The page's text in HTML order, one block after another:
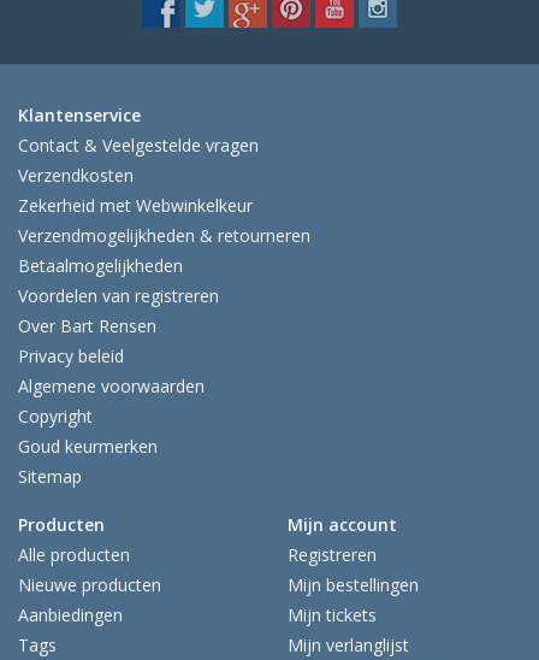
Klantenservice
Contact & Veelgestelde vragen
Verzendkosten
Zekerheid met Webwinkelkeur
Verzendmogelijkheden & retourneren
Betaalmogelijkheden
Voordelen van registreren
Over Bart Rensen
Privacy beleid
Algemene voorwaarden
Copyright
Goud keurmerken
Sitemap
Producten
Alle producten
Nieuwe producten
Aanbiedingen
Tags
Mijn account
Registreren
Mijn bestellingen
Mijn tickets
Mijn verlanglijst